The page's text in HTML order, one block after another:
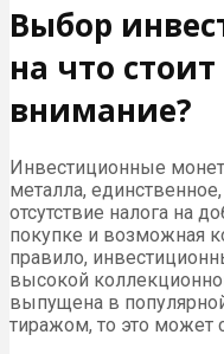
Выбор
на что
внимание?
Инвестиционные
металла, единственное,
отсутствие налога на
покупке и возможная
правило,
высокой
выпущена в
тиражом, то это может